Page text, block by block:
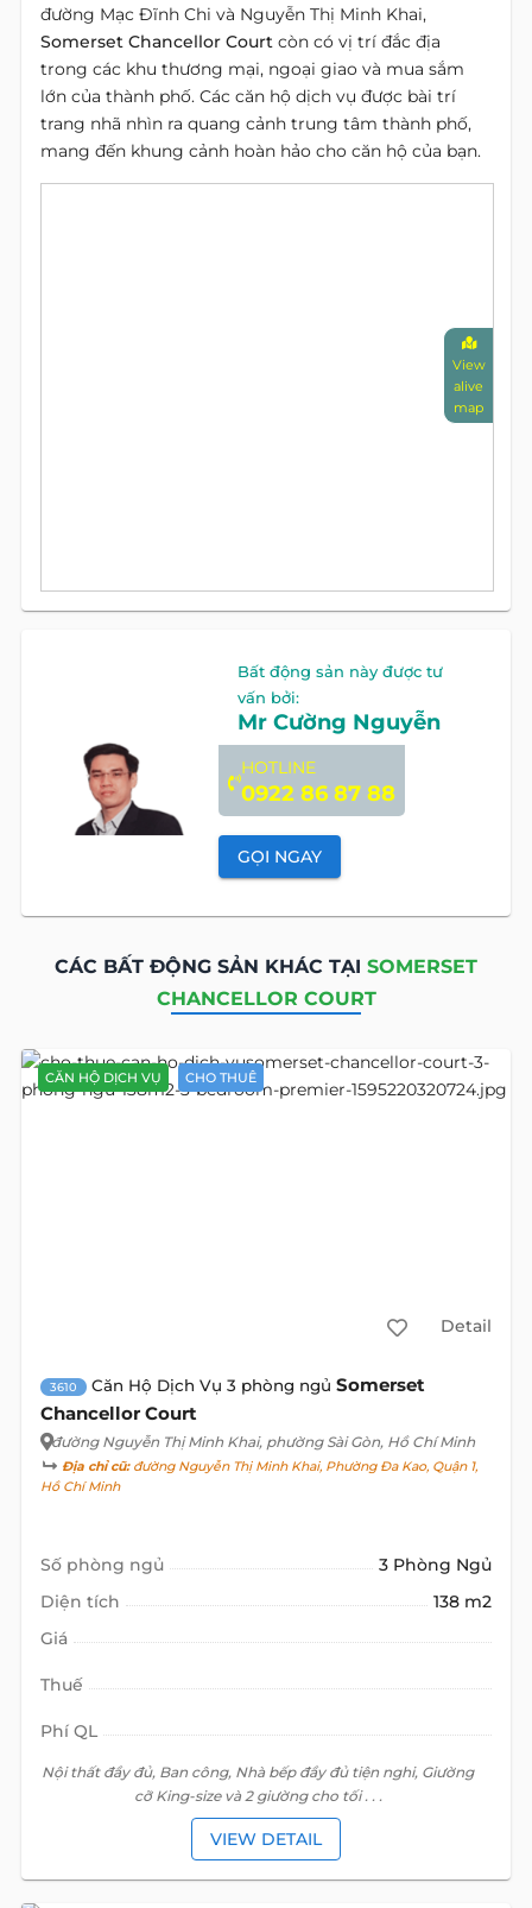
đường Mạc Đĩnh Chi và Nguyễn Thị Minh Khai,
Somerset Chancellor Court còn có vị trí đắc địa
trong các khu thương mại, ngoại giao và mua sắm
lớn của thành phố. Các căn hộ dịch vụ được bài trí
trang nhã nhìn ra quang cảnh trung tâm thành phố,
mang đến khung cảnh hoàn hảo cho căn hộ của bạn.
View
alive
map
Bất động sản này được tư
vấn bởi:
Mr Cường Nguyễn
HOTLINE
0922 86 87 88
GỌI NGAY
CÁC BẤT ĐỘNG SẢN KHÁC TẠI SOMERSET
CHANCELLOR COURT
CĂN HỘ DỊCH VỤ CHO THUÊ
Detail
3610 Căn Hộ Dịch Vụ 3 phòng ngủ Somerset
Chancellor Court
đường Nguyễn Thị Minh Khai, phường Sài Gòn, Hồ Chí Minh
Địa chỉ cũ:đường Nguyễn Thị Minh Khai, Phường Đa Kao, Quận 1,
Hồ Chí Minh
Số phòng ngủ
3 Phòng Ngủ
Diện tích
138 m2
Giá
Thuế
Phí QL
Nội thất đầy đủ, Ban công, Nhà bếp đầy đủ tiện nghi, Giường
cỡ King-size và 2 giường cho tối . . .
VIEW DETAIL